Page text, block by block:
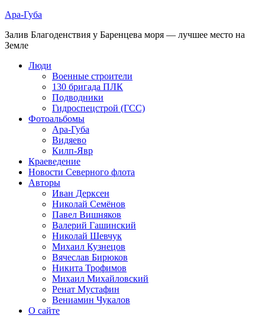
Ара-Губа
Залив Благоденствия у Баренцева моря — лучшее место на
Земле
Люди
Военные строители
130 бригада ПЛК
Подводники
Гидроспецстрой (ГСС)
Фотоальбомы
Ара-Губа
Видяево
Килп-Явр
Краеведение
Новости Северного флота
Авторы
Иван Дерксен
Николай Семёнов
Павел Вишняков
Валерий Гашинский
Николай Шевчук
Михаил Кузнецов
Вячеслав Бирюков
Никита Трофимов
Михаил Михайловский
Ренат Мустафин
Вениамин Чукалов
О сайте